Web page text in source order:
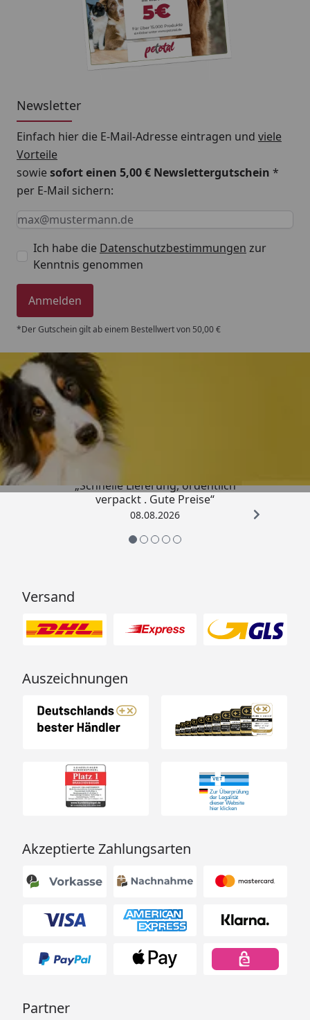
770 g
1030 g
1290 g
80 kg
Angaben sind Richtwerte. Der individuelle Bedarf
hängt von Alter, Rasse, Gewicht, Aktivität und
Haltungsbedingungen ab. Zimmerwarm füttern.
Newsletter
Einfach hier die E-Mail-Adresse eintragen und viele
Vorteile
sowiesofort einen 5,00 € Newslettergutschein *
per E-Mail sichern:
Keine Eingabe erforderlich
Eingabe erforderlich
E-Mail *
Ich habe die Datenschutzbestimmungen zur
Kenntnis genommen
Anmelden
*Der Gutschein gilt ab einem Bestellwert von 50,00 €
Trusted Shops
„Schnelle Lieferung, ordentlich
verpackt . Gute Preise“
08.08.2026
Versand
Auszeichnungen
Akzeptierte Zahlungsarten
Partner